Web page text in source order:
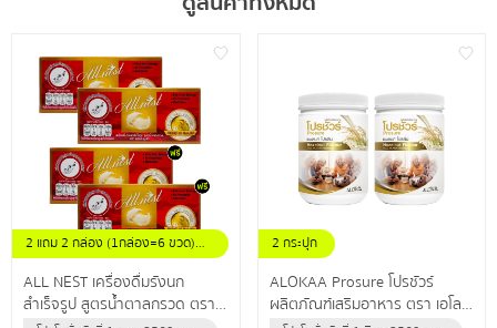
2 แถม 2 กล่อง (1กล่อง=6 ขวด)
ขนาดขวดละ 42 มล.
ALL NEST เครื่องดื่มรังนก
สำเร็จรูป สูตรน้ำตาลกรวด ตรา
2 กระปุก
ALOKAA Prosure โปรชัวร์
ผลิตภัณฑ์เสริมอาหาร ตรา เอโล